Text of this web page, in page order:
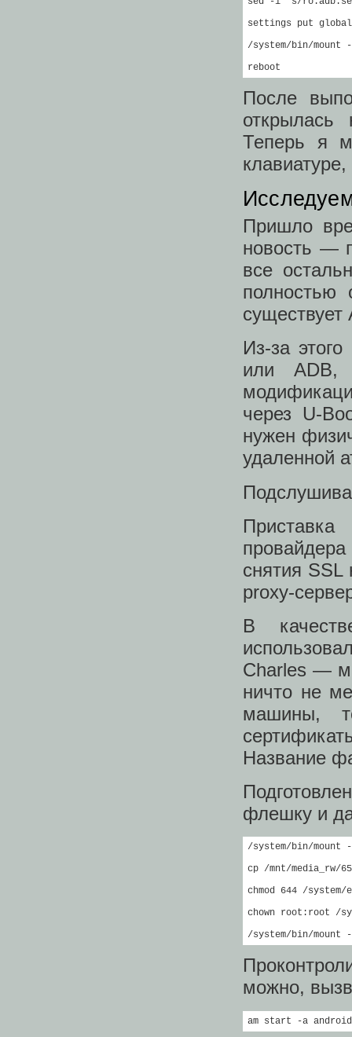
settings put global
/system/bin/mount
reboot
После
Теперь я
Пришло
новость ―
все
полностью
существует
Из-за
или ADB,
через U-
нужен
удаленной
снятия
proxy-
В
Charles ―
ничто не
машины,
Название
флешку и
/system/bin/mount
cp /mnt/media_rw/
chmod 644 /
chown root:root /
/system/bin/mount
можно,
am start -a